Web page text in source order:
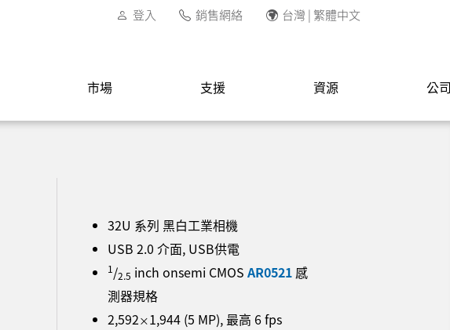
登入 銷售網絡 台灣 | 繁體中文
市場 支援 資源 公
32U 系列 黑白工業相機
USB 2.0 介面, USB供電
1/2.5 inch onsemi CMOS AR0521 感
測器規格
2,592×1,944 (5 MP), 最高 6fps